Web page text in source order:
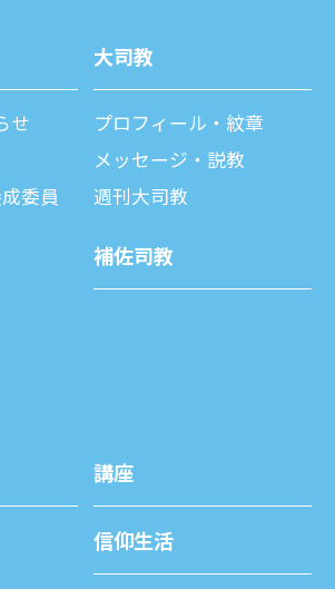
せ
委員
⼤司教
プロフィール・紋章
メッセージ・説教
週刊⼤司教
補佐司教
講座
信仰⽣活